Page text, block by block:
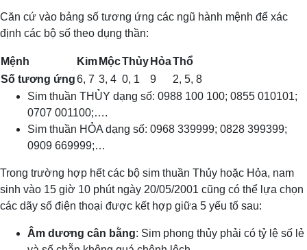
Căn cứ vào bảng số tương ứng các ngũ hành mệnh để xác
định các bộ số theo dụng thần:
Mệnh Kim MộcThủy HỏaThổ
Số tương ứng6, 7 3, 4 0, 1 9
2, 5, 8
Sim thuần THỦY dạng số: 0988 100 100; 0855 010101;
0707 001100;….
Sim thuần HỎA dạng số: 0968 339999; 0828 399399;
0909 669999;…
Trong trường hợp hết các bộ sim thuần Thủy hoặc Hỏa, nam
sinh vào 15 giờ 10 phút ngày 20/05/2001 cũng có thể lựa chọn
các dãy số điện thoại được kết hợp giữa 5 yếu tố sau:
Âm dương cân bằng: Sim phong thủy phải có tỷ lệ số lẻ